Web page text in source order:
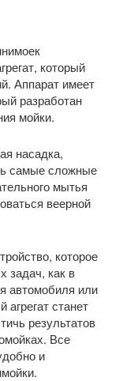
который
Аппарат имеет
разработан
мойки.
насадка,
самые сложные
мытья
веерной
которое
задач, как в
автомобиля или
агрегат станет
результатов
Все
и